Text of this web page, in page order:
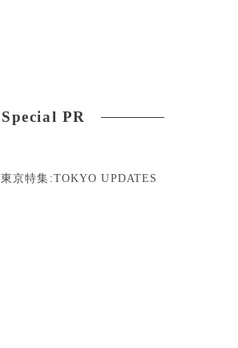
Special PR
東京特集:TOKYO UPDATES